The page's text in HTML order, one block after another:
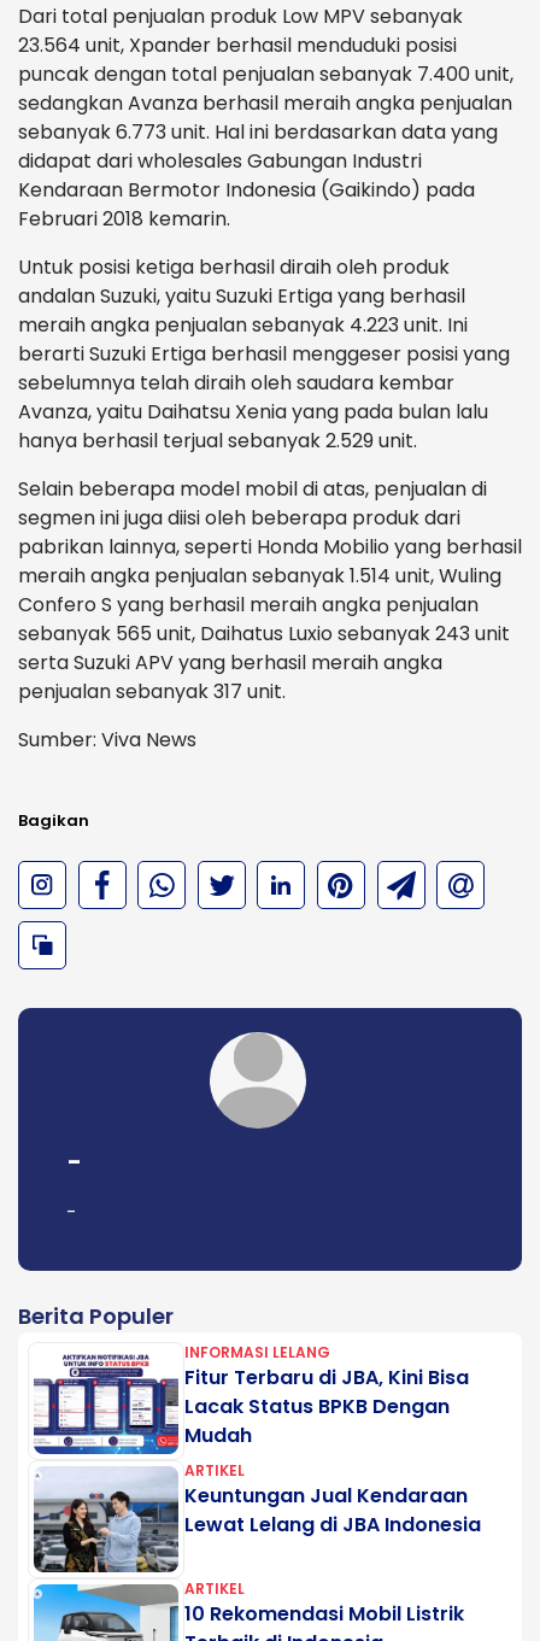
Dari total penjualan produk Low MPV sebanyak
23.564 unit, Xpander berhasil menduduki posisi
puncak dengan total penjualan sebanyak 7.400 unit,
sedangkan Avanza berhasil meraih angka penjualan
sebanyak 6.773 unit. Hal ini berdasarkan data yang
didapat dari wholesales Gabungan Industri
Kendaraan Bermotor Indonesia (Gaikindo) pada
Februari 2018 kemarin.
Untuk posisi ketiga berhasil diraih oleh produk
andalan Suzuki, yaitu Suzuki Ertiga yang berhasil
meraih angka penjualan sebanyak 4.223 unit. Ini
berarti Suzuki Ertiga berhasil menggeser posisi yang
sebelumnya telah diraih oleh saudara kembar
Avanza, yaitu Daihatsu Xenia yang pada bulan lalu
hanya berhasil terjual sebanyak 2.529 unit.
Selain beberapa model mobil di atas, penjualan di
segmen ini juga diisi oleh beberapa produk dari
pabrikan lainnya, seperti Honda Mobilio yang berhasil
meraih angka penjualan sebanyak 1.514 unit, Wuling
Confero S yang berhasil meraih angka penjualan
sebanyak 565 unit, Daihatus Luxio sebanyak 243 unit
serta Suzuki APV yang berhasil meraih angka
penjualan sebanyak 317 unit.
Sumber: Viva News
Bagikan
-
-
Berita Populer
INFORMASI LELANG
Fitur Terbaru di JBA, Kini Bisa
Lacak Status BPKB Dengan
Mudah
ARTIKEL
Keuntungan Jual Kendaraan
Lewat Lelang di JBA Indonesia
ARTIKEL
10 Rekomendasi Mobil Listrik